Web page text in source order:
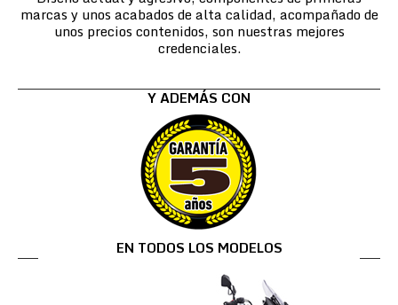
marcas y unos acabados de alta calidad, acompañado de
unos precios contenidos, son nuestras mejores
credenciales.
Y ADEMÁS CON
EN TODOS LOS MODELOS